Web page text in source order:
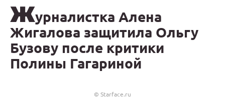
Журналистка Алена
Жигалова защитила Ольгу
Бузову после критики
Полины Гагариной
© Starface.ru